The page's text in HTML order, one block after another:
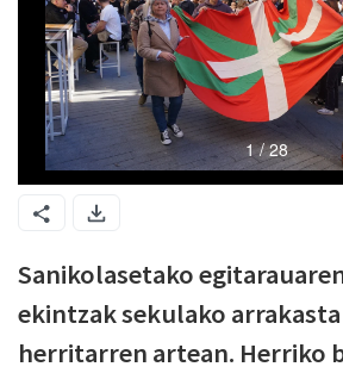
Sanikolasetako
ekintzak sekulako
herritarren artean. Herriko